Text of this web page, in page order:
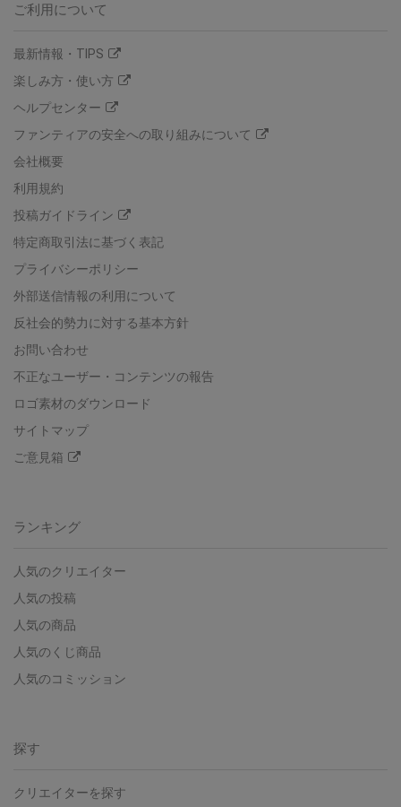
ご利用について
最新情報・TIPS
楽しみ方・使い方
ヘルプセンター
ファンティアの安全への取り組みについて
会社概要
利用規約
投稿ガイドライン
特定商取引法に基づく表記
プライバシーポリシー
外部送信情報の利用について
反社会的勢力に対する基本方針
お問い合わせ
不正なユーザー・コンテンツの報告
ロゴ素材のダウンロード
サイトマップ
ご意見箱
ランキング
人気のクリエイター
人気の投稿
人気の商品
人気のくじ商品
人気のコミッション
探す
クリエイターを探す